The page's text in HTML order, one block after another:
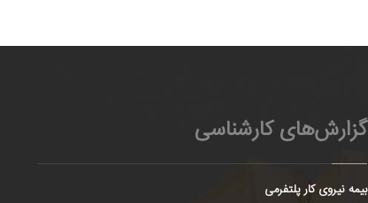
گزارش‌های کارشناسی
بیمه نیروی کار پلتفرمی